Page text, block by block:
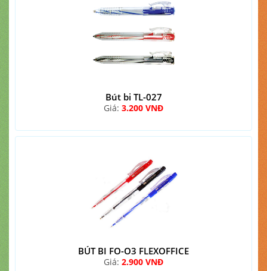
Bút bi TL-027
Giá: 3.200 VNĐ
BÚT BI FO-O3 FLEXOFFICE
Giá: 2.900 VNĐ